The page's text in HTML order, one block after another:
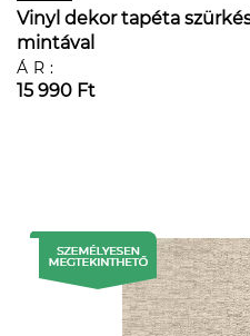
Vinyl dekor tapéta
mintával
ÁR:
15 990 Ft